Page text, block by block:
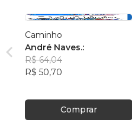
Caminho
André Naves.:
R$ 64,04
R$ 50,70
Comprar